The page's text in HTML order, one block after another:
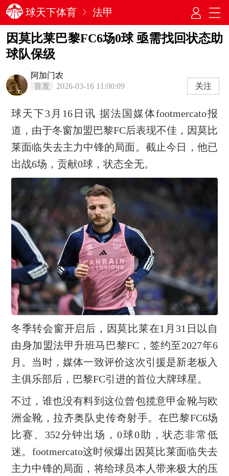
球天下体育 法甲
因莫比莱巴黎FC6场0球 亟需找回状态助
球队保级
阿加门农
首发
2026-03-16 11:00:09 关注
球天下3月16日讯 据法国媒体footmercato报
道，由于冬窗加盟巴黎FC后表现不佳，因莫比
莱面临失去主力中锋的局面。截止今日，他已
出战6场，贡献0球，状态全无。
冬季转会窗开启后，因莫比莱在1月31日以自
由身加盟法甲升班马巴黎FC，签约至2027年6
月。当时，媒体一致评价这次引援是新老板入
主俱乐部后，巴黎FC引进的首位大牌球星。
不过，谁也没有料到这位曾包揽意甲金靴与欧
洲金靴，拉齐奥队史传奇射手。在巴黎FC6场
比赛、352分钟出场，0球0助，状态非常低
迷。footmercato这时候爆出因莫比莱面临失去
主力中锋的局面，将给球员本人带来极大的压